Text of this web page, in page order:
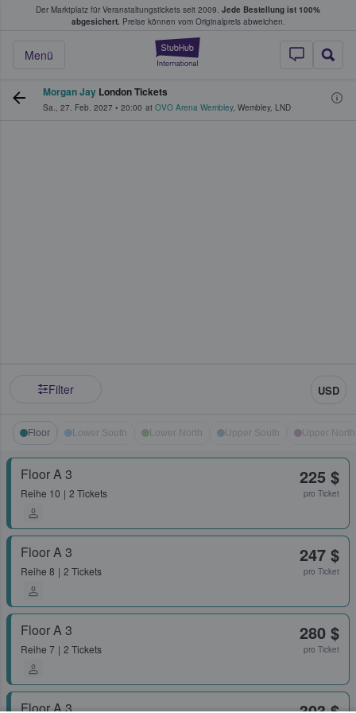
Der Marktplatz für Veranstaltungstickets seit 2009. Jede Bestellung ist 100%
abgesichert. Preise können vom Originalpreis abweichen.
StubHub - Wo
Menü
Tickets kaufen & verkaufen
Morgan Jay London Tickets
Sa., 27. Feb. 2027 • 20:00 at OVO Arena Wembley, Wembley, LND
Filter USD
Floor Lower South Lower North Upper South Upper North
Floor A 3
Reihe 10 2 Tickets
225 $
pro Ticket
Floor A 3
Reihe 8 2 Tickets
247 $
pro Ticket
Floor A 3
Reihe 7 2 Tickets
280 $
pro Ticket
Floor A 3